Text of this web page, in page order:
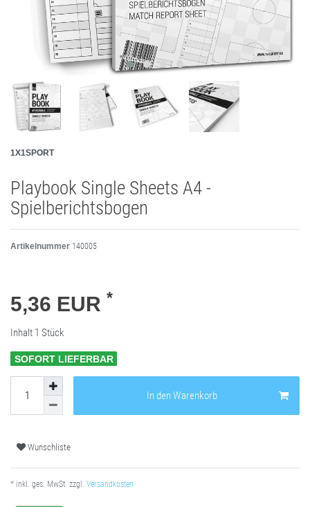
1X1SPORT
Playbook Single Sheets A4 -
Spielberichtsbogen
Artikelnummer 140005
5,36 EUR *
Inhalt 1 Stück
SOFORT LIEFERBAR
In den Warenkorb
Wunschliste
* inkl. ges. MwSt. zzgl. Versandkosten